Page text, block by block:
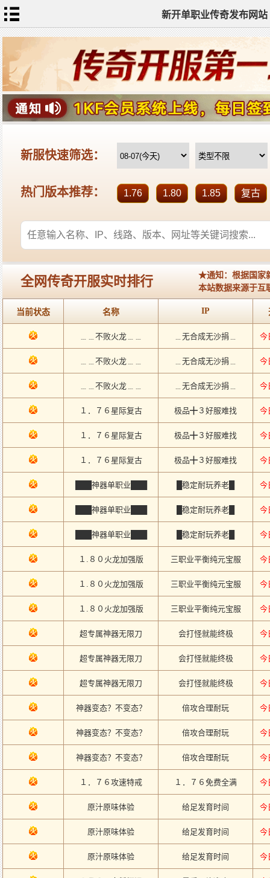
新开单职业传奇发布网站
网
站
首
页
单
职
业
传
奇
迷
失
传
奇
神
器
单
职
业
打
金
传
奇
sf
新
开
单
职
业
传
奇
全
站
标
签